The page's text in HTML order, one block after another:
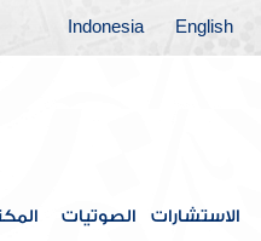
English
Indonesia
الاستشارات الصوتيات